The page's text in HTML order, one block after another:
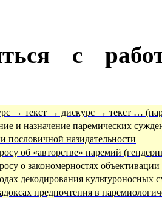
с
→ текст → дискурс → текст …
и назначение паремических
назидательности
об «авторстве» паремий
о закономерностях
декодирования культуроносных
предпочтения в